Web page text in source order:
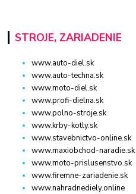
STROJE, ZARIADENIE
www.auto-diel.sk
www.auto-techna.sk
www.moto-diel.sk
www.profi-dielna.sk
www.polno-stroje.sk
www.krby-kotly.sk
www.stavebnictvo-online.sk
www.maxiobchod-naradie.sk
www.moto-prislusenstvo.sk
www.firemne-zariadenie.sk
www.nahradnediely.online